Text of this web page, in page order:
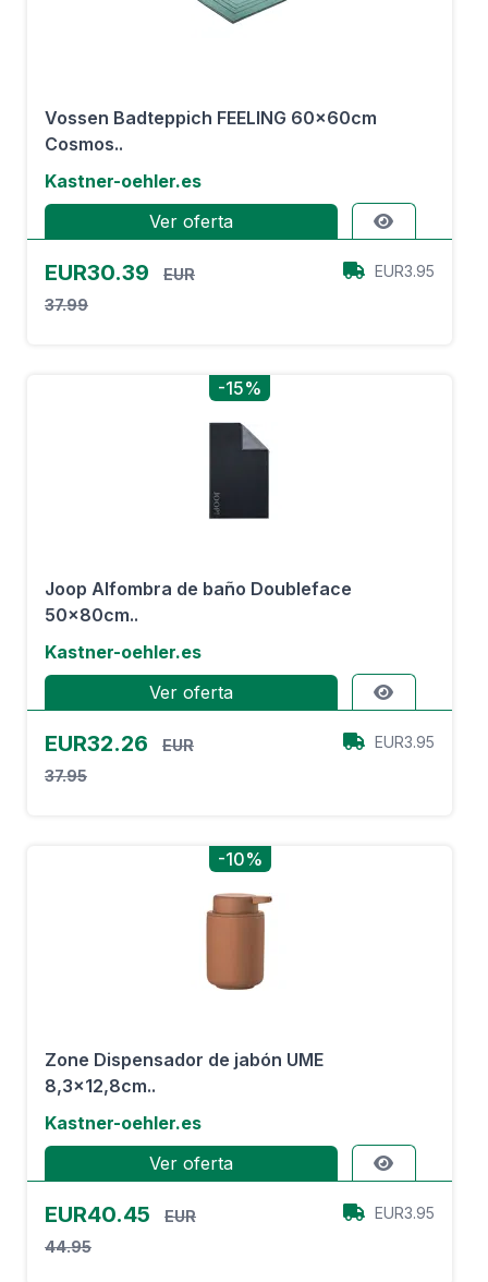
Vossen Badteppich FEELING 60x60cm
Cosmos..
Kastner-oehler.es
Ver oferta
EUR30.39
EUR
37.99
EUR3.95
-15%
Joop Alfombra de baño Doubleface
50x80cm..
Kastner-oehler.es
Ver oferta
EUR32.26
EUR
37.95
EUR3.95
-10%
Zone Dispensador de jabón UME
8,3x12,8cm..
Kastner-oehler.es
Ver oferta
EUR40.45
EUR
44.95
EUR3.95